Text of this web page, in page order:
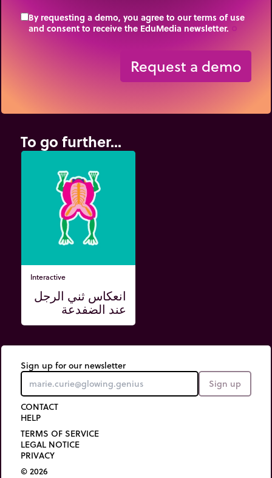
By requesting a demo, you agree to our terms of use
and consent to receive the EduMedia newsletter.
Request a demo
To go further...
Interactive
انعكاس ثني الرجل
عند الضفدعة
Sign up for our newsletter
Sign up
CONTACT
HELP
TERMS OF SERVICE
LEGAL NOTICE
PRIVACY
© 2026